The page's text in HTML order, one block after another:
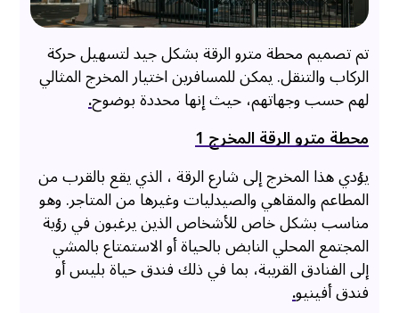
تم تصميم محطة مترو الرقة بشكل جيد لتسهيل حركة
الركاب والتنقل. يمكن للمسافرين اختيار المخرج المثالي
لهم حسب وجهاتهم، حيث إنها محددة بوضوح.
محطة مترو الرقة المخرج 1
يؤدي هذا المخرج إلى شارع الرقة ، الذي يقع بالقرب من
المطاعم والمقاهي والصيدليات وغيرها من المتاجر. وهو
مناسب بشكل خاص للأشخاص الذين يرغبون في رؤية
المجتمع المحلي النابض بالحياة أو الاستمتاع بالمشي
إلى الفنادق القريبة، بما في ذلك فندق حياة بليس أو
فندق أفينيو.